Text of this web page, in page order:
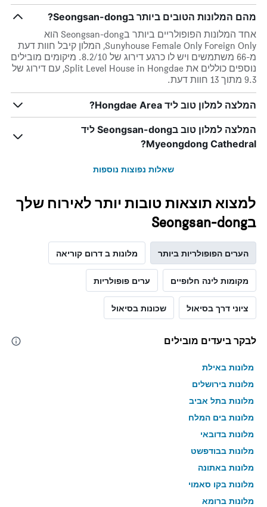
המציגים
את
ימי
השבוע.
התרשים
כולל
1
ציר
המציג
את
מחיר
הממוצע
מהם המלונות הטובים ביותר בSeongsan-dong?
אחד המלונות הפופולריים ביותר בSeongsan-dong הוא
Sunyhouse Female Only Foreign Only, המלון קיבל חוות דעת
מ-66 משתמשים ויש לו כרגע דירוג של 8.2/10. מיקומים מובילים
נוספים כוללים את Split Level House in Hongdae, עם דירוג של
9.3 מתוך 13 חוות דעת.
המלצה למלון טוב ליד Hongdae Area?
המלצה למלון טוב בSeongsan-dong ליד
Myeongdong Cathedral?
שאלות נפוצות נוספות
למצוא תוצאות טובות יותר לאירוח שלך
בSeongsan-dong
הערים הפופולריות ביותר מלונות ב דרום קוריאה
מקומות לינה חלופיים ערים פופולריות
ציוני דרך בסיאול שכונות בסיאול
לבקר ביעדים מובילים
מלונות באילת
מלונות בירושלים
מלונות בתל אביב
מלונות בים המלח
מלונות בדובאי
מלונות בבודפשט
מלונות באתונה
מלונות בקו סאמוי
מלונות ברומא